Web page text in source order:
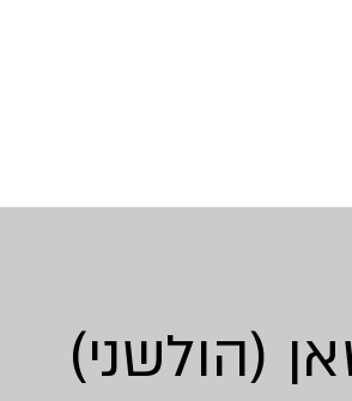
(הולשני)